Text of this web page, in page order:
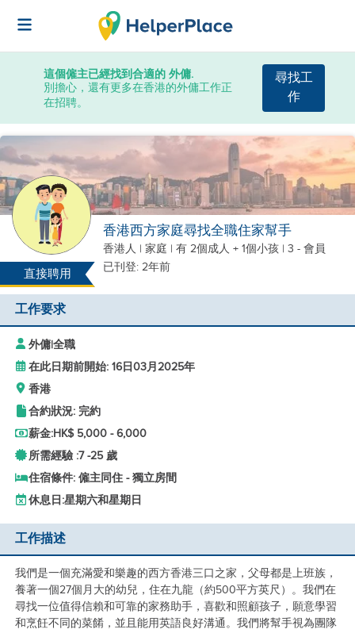
這個僱主已經找到合適的 外傭.
別擔心，還有更多在香港的外傭工作正
在招聘。
尋找工
作
直接聘用
香港西方家庭尋找全職住家幫手
香港人 | 家庭 | 有 2個成人 + 1個小孩 | 3 - 會員
已刊登: 2年前
工作要求
外傭|全職
在此日期前開始: 16日03月2025年
香港
合約狀況: 完約
薪金:HK$ 5,000 - 6,000
所需經驗 :7 -25 歲
住宿條件: 僱主同住 - 獨立房間
休息日:星期六和星期日
工作描述
我們是一個充滿愛和樂趣的西方香港三口之家，父母都是上班族，
養著一個27個月大的幼兒，住在九龍（約500平方英尺）。我們在
尋找一位值得信賴和可靠的家務助手，喜歡和照顧孩子，願意學習
和烹飪不同的菜餚，並且能用英語良好溝通。我們將幫手視為團隊